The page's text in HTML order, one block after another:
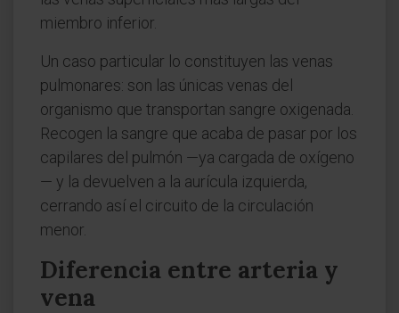
miembro inferior.
Un caso particular lo constituyen las venas
pulmonares: son las únicas venas del
organismo que transportan sangre oxigenada.
Recogen la sangre que acaba de pasar por los
capilares del pulmón —ya cargada de oxígeno
— y la devuelven a la aurícula izquierda,
cerrando así el circuito de la circulación
menor.
Diferencia entre arteria y
vena